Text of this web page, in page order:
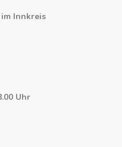
im Innkreis
Uhr